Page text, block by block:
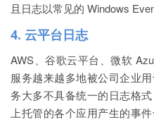
且日志以常见的 Windows
4. 云平台日志
AWS、谷歌云平台、微软
服务越来越多地被公司企业
务大多不具备统一的日志格
上托管的各个应用产生的事